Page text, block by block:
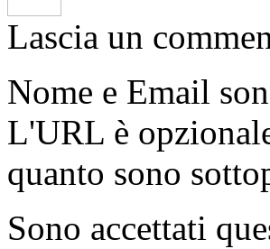
Lascia un
Nome e Email
L'URL è
quanto sono
Sono accettati